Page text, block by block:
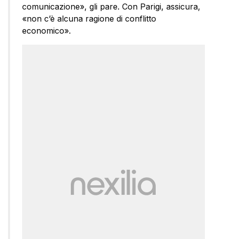
comunicazione», gli pare. Con Parigi, assicura,
«non c’è alcuna ragione di conflitto
economico».